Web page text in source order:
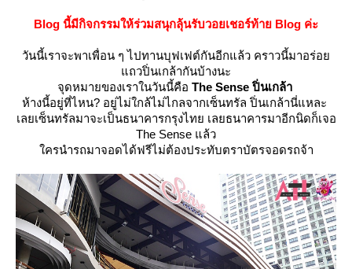
Blog นี้มีกิจกรรมให้ร่วมสนุกลุ้นรับวอยเชอร์ท้าย Blog ค่ะ
วันนี้เราจะพาเพื่อน ๆ ไปทานบุฟเฟต์กันอีกแล้ว คราวนี้มาอร่อ
ถวปิ่นเกล้ากันบ้างนะ
จุดหมายของเราในวันนี้คือ The Sense ปิ่นเกล้า
ห้างนี้อยู่ที่ไหน? อยู่ไม่ใกล้ไม่ไกลจากเซ็นทรัล ปิ่นเกล้านี่แหละ
เลยเซ็นทรัลมาจะเป็นธนาคารกรุงไทย เลยธนาคารมาอีกนิดก็เจอ
The Sense แล้ว
ครนำรถมาจอดได้ฟรีไม่ต้องประทับตราบัตรจอดรถจ้า